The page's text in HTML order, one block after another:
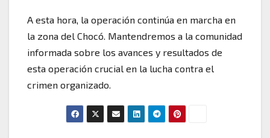
A esta hora, la operación continúa en marcha en
la zona del Chocó. Mantendremos a la comunidad
informada sobre los avances y resultados de
esta operación crucial en la lucha contra el
crimen organizado.